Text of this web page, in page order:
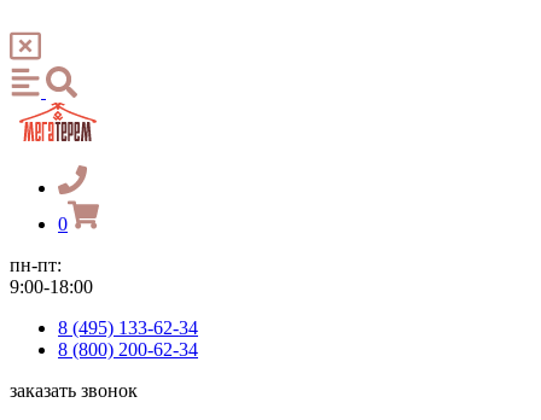
0
пн-пт:
9:00-18:00
8 (495) 133-62-34
8 (800) 200-62-34
заказать звонок